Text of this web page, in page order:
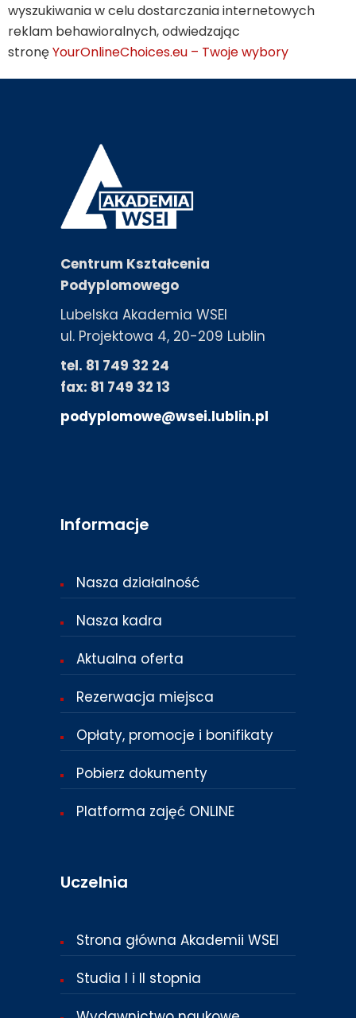
wyszukiwania w celu dostarczania internetowych
reklam behawioralnych, odwiedzając
stronęYourOnlineChoices.eu – Twoje wybory
Centrum Kształcenia
Podyplomowego
Lubelska Akademia WSEI
ul. Projektowa 4, 20-209 Lublin
tel. 81 749 32 24
fax: 81 749 32 13
podyplomowe@wsei.lublin.pl
Informacje
Nasza działalność
Nasza kadra
Aktualna oferta
Rezerwacja miejsca
Opłaty, promocje i bonifikaty
Pobierz dokumenty
Platforma zajęć ONLINE
Uczelnia
Strona główna Akademii WSEI
Studia I i II stopnia